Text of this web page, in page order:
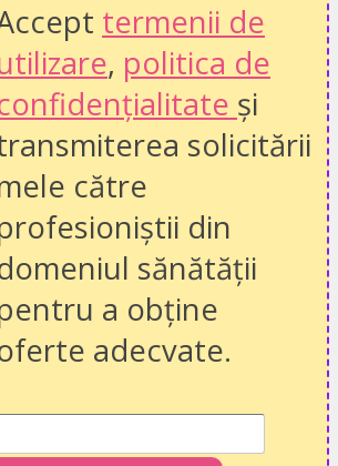
termenii de
, politica de
și
solicitării
către
din
sănătății
a obține
adecvate.